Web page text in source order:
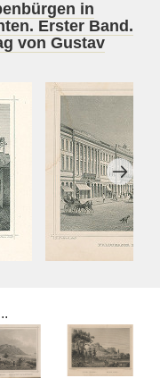
in
Erster Band.
von Gustav